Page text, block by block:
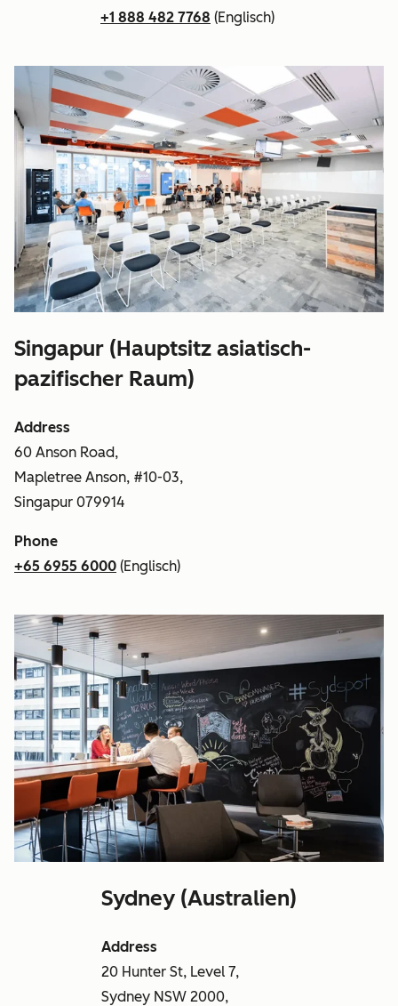
+1 888 482 7768 (Englisch)
Singapur (Hauptsitz asiatisch-
pazifischer Raum)
Address
60 Anson Road,
Mapletree Anson, #10-03,
Singapur 079914
Phone
+65 6955 6000 (Englisch)
Sydney (Australien)
Address
20 Hunter St, Level 7,
Sydney NSW 2000,